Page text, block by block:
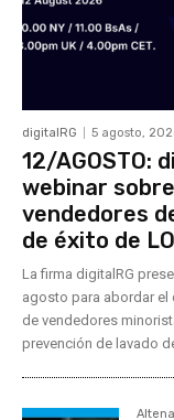
digitalRG 5 agosto,
12/AGOSTO:
webinar
vendedores
de éxito de
La firma digitalRG
agosto para abordar
de vendedores
prevención de lavado